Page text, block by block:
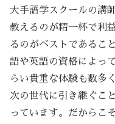
大手語学スクールの講
教えるのが精一杯で利
るのがベストであるこ
語や英語の資格によっ
らい貴重な体験も数多
次の世代に引き継ぐこ
っています。だからこ